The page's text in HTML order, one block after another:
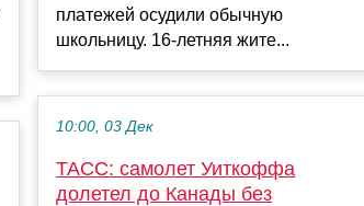
платежей осудили обычную
школьницу. 16-летняя жите...
10:00, 03 Дек
ТАСС: самолет Уиткоффа
долетел до Канады без